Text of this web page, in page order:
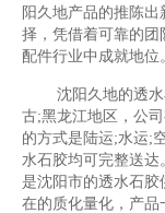
阳久地产品的推陈
择，凭借着可靠的团
配件行业中成就地位。
沈阳久地的透
古;黑龙江地区，公
的方式是陆运;水运;
水石胶均可完整送达
是沈阳市的透水石胶
在的质化量化，产品